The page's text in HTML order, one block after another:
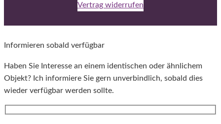
Vertrag widerrufen
Informieren sobald verfügbar
Haben Sie Interesse an einem identischen oder ähnlichem
Objekt? Ich informiere Sie gern unverbindlich, sobald dies
wieder verfügbar werden sollte.